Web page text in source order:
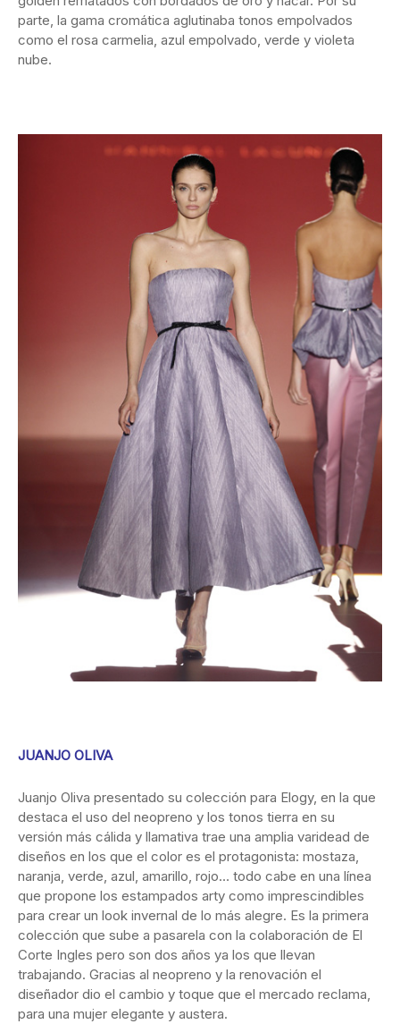
parte, la gama cromática aglutinaba tonos empolvados
como el rosa carmelia, azul empolvado, verde y violeta
nube.
JUANJO OLIVA
Juanjo Oliva presentado su colección para Elogy, en la que
destaca el uso del neopreno y los tonos tierra en su
versión más cálida y llamativa trae una amplia varidead de
diseños en los que el color es el protagonista: mostaza,
naranja, verde, azul, amarillo, rojo… todo cabe en una línea
que propone los estampados arty como imprescindibles
para crear un look invernal de lo más alegre. Es la primera
colección que sube a pasarela con la colaboración de El
Corte Ingles pero son dos años ya los que llevan
trabajando. Gracias al neopreno y la renovación el
diseñador dio el cambio y toque que el mercado reclama,
para una mujer elegante y austera.